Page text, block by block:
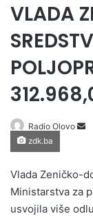
VLADA
Radio Olovo
zdk.ba
Vlada Zeničko-
Ministarstva za
usvojila više